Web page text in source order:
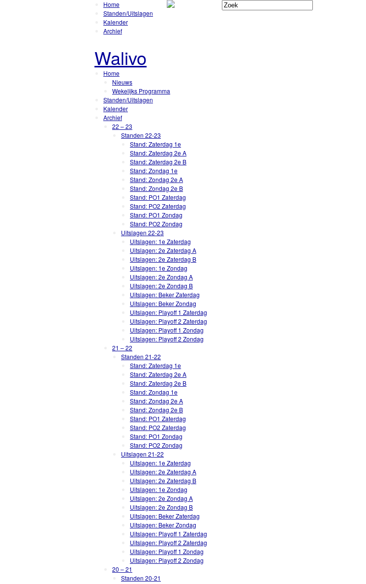
Home
Standen/Uitslagen
Kalender
Archief
Walivo
Home
Nieuws
Wekelijks Programma
Standen/Uitslagen
Kalender
Archief
22 – 23
Standen 22-23
Stand: Zaterdag 1e
Stand: Zaterdag 2e A
Stand: Zaterdag 2e B
Stand: Zondag 1e
Stand: Zondag 2e A
Stand: Zondag 2e B
Stand: PO1 Zaterdag
Stand: PO2 Zaterdag
Stand: PO1 Zondag
Stand: PO2 Zondag
Uitslagen 22-23
Uitslagen: 1e Zaterdag
Uitslagen: 2e Zaterdag A
Uitslagen: 2e Zaterdag B
Uitslagen: 1e Zondag
Uitslagen: 2e Zondag A
Uitslagen: 2e Zondag B
Uitslagen: Beker Zaterdag
Uitslagen: Beker Zondag
Uitslagen: Playoff 1 Zaterdag
Uitslagen: Playoff 2 Zaterdag
Uitslagen: Playoff 1 Zondag
Uitslagen: Playoff 2 Zondag
21 – 22
Standen 21-22
Stand: Zaterdag 1e
Stand: Zaterdag 2e A
Stand: Zaterdag 2e B
Stand: Zondag 1e
Stand: Zondag 2e A
Stand: Zondag 2e B
Stand: PO1 Zaterdag
Stand: PO2 Zaterdag
Stand: PO1 Zondag
Stand: PO2 Zondag
Uitslagen 21-22
Uitslagen: 1e Zaterdag
Uitslagen: 2e Zaterdag A
Uitslagen: 2e Zaterdag B
Uitslagen: 1e Zondag
Uitslagen: 2e Zondag A
Uitslagen: 2e Zondag B
Uitslagen: Beker Zaterdag
Uitslagen: Beker Zondag
Uitslagen: Playoff 1 Zaterdag
Uitslagen: Playoff 2 Zaterdag
Uitslagen: Playoff 1 Zondag
Uitslagen: Playoff 2 Zondag
20 – 21
Standen 20-21